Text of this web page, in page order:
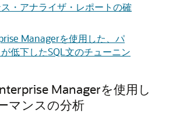
・アナライザ・レポートの確
Managerを使用した、パ
低下したSQL文のチューニン
Managerを使用し
マンスの分析